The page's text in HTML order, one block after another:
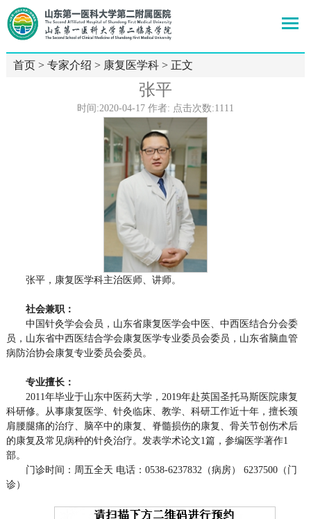
首页> 专家介绍 > 康复医学科> 正文
张平
时间:2020-04-17 作者: 点击次数:1111
张平，康复医学科主治医师、讲师。
社会兼职：
中国针灸学会会员，山东省康复医学会中医、中西医结合分会委
员，山东省中西医结合学会康复医学专业委员会委员，山东省脑血管
病防治协会康复专业委员会委员。
专业擅长：
2011年毕业于山东中医药大学，2019年赴英国圣托马斯医院康复
科研修。从事康复医学、针灸临床、教学、科研工作近十年，擅长颈
肩腰腿痛的治疗、脑卒中的康复、脊髓损伤的康复、骨关节创伤术后
的康复及常见病种的针灸治疗。发表学术论文1篇，参编医学著作1
部。
门诊时间：周五全天 电话：0538-6237832（病房） 6237500（门
诊）